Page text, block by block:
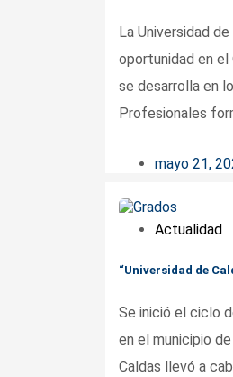
La Universidad
oportunidad en el
se desarrolla en
Profesionales
mayo 21,
Actualidad
“Universidad de
Se inició el ciclo
en el municipio
Caldas llevó a